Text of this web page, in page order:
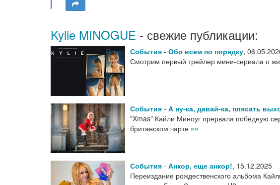
Kylie MINOGUE - свежие публикации:
События - Обо всем по порядку,
Смотрим первый трейлер мини-сериала о
События - А ну-ка, давай-ка, плясать
"Xmas" Кайли Миноуг прервала победную
британском чарте »»
События - Анкор, еще анкор!, 15.12.2025
Переиздание рождественского альбома